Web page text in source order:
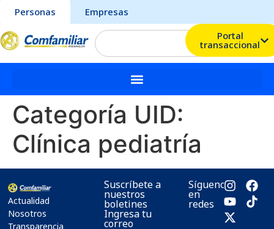
Personas
Empresas
Portal
transaccional
Categoría UID:
Clínica pediatría
Actualidad
Nosotros
Transparencia
Suscríbete a
nuestros
boletines
Ingresa tu
correo
Síguenos
en
redes